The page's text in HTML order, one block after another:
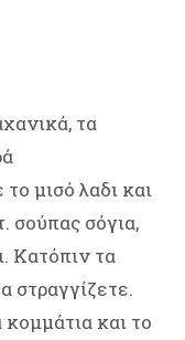
τα
μισό λαδι και
σούπας σόγια,
Κατόπιν τα
στραγγίζετε.
και το